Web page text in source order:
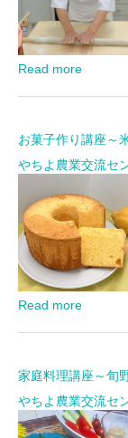
Read more
お菓子作り講座～
やちよ農業交流セ
Read more
家庭料理講座～旬
やちよ農業交流セ